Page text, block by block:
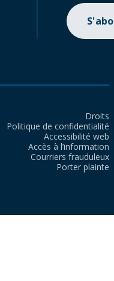
Droits
Politique de confidentialité
Accessibilité web
Accès à l’information
Courriers frauduleux
Porter plainte